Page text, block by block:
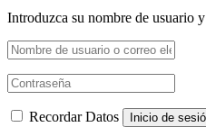
Introduzca su nombre de usuario
Recordar Datos Inicio de